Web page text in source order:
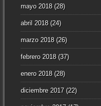
mayo 2018(28)
abril 2018(24)
marzo 2018(26)
febrero 2018(37)
enero 2018(28)
diciembre 2017(22)